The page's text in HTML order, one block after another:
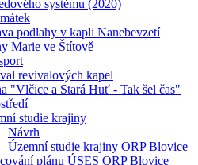
systému (2020)
podlahy v kapli Nanebevzetí
Marie ve Štítově
revivalových kapel
"Vlčice a Stará Huť - Tak šel čas"
studie krajiny
Návrh
Územní studie krajiny ORP Blovice
plánu ÚSES ORP Blovice